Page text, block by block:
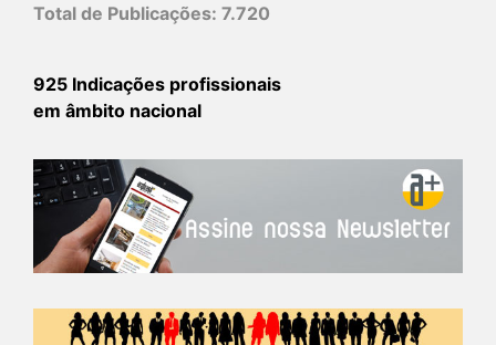
Total de Publicações: 7.720
925 Indicações profissionais
em âmbito nacional